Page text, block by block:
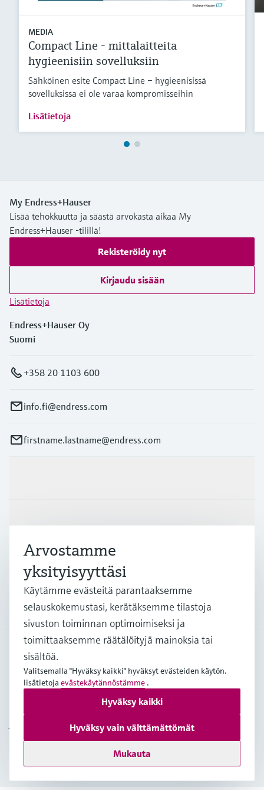
MEDIA
Compact Line - mittalaitteita
hygieenisiin sovelluksiin
Sähköinen esite Compact Line – hygieenisissä
sovelluksissa ei ole varaa kompromisseihin
Lisätietoja
My Endress+Hauser
Lisää tehokkuutta ja säästä arvokasta aikaa My
Endress+Hauser -tilillä!
Rekisteröidy nyt
Kirjaudu sisään
Lisätietoja
Endress+Hauser Oy
Suomi
+358 20 1103 600
info.fi@endress.com
firstname.lastname@endress.com
Asiakastuki
Yritys
•Suomi
Copyright © Endress+Hauser Group Services AG
Käyttöehdot
Tietosuojakäytäntö
Yleiset sopimusehdot
Arvostamme
yksityisyyttäsi
Käytämme evästeitä parantaaksemme
selauskokemustasi, kerätäksemme tilastoja
sivuston toiminnan optimoimiseksi ja
toimittaaksemme räätälöityjä mainoksia tai
sisältöä.
Valitsemalla "Hyväksy kaikki" hyväksyt evästeiden käytön.
lisätietoja evästekäytännöstämme .
Mukauta
Hyväksy vain välttämättömät
Hyväksy kaikki